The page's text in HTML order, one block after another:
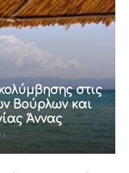
στις
Βούρλων και
Άννας